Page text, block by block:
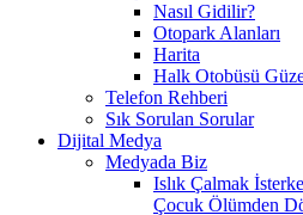
Nasıl Gidilir?
Otopark Alanları
Harita
Halk Otobüsü
Telefon Rehberi
Sık Sorulan Sorular
Dijital Medya
Medyada Biz
Islık Çalmak
Çocuk Ölümden